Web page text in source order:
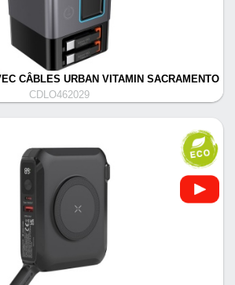
CÂBLES URBAN VITAMIN SACRAMENTO
CDLO462029